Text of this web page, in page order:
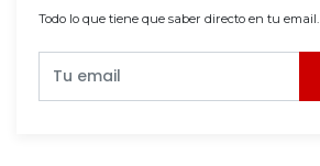
Todo lo que tiene que saber directo en tu email.